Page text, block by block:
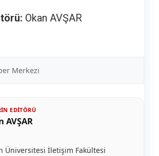
Okan AVŞAR
Merkezi
EDITÖRÜ
AVŞAR
Üniversitesi İletişim Fakültesi